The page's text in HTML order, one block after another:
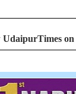
UdaipurTimes on